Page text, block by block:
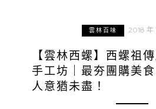
雲林百味 2018 年
【雲林西螺】西螺祖
手工坊｜最夯團購美
人意猶未盡！